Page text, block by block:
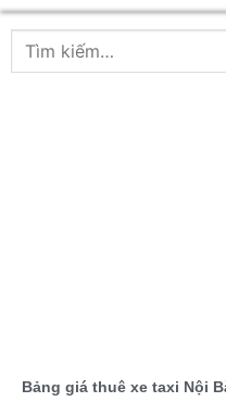
Bảng giá thuê xe taxi Nội